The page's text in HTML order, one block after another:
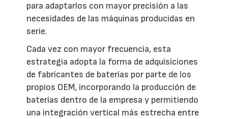
para adaptarlos con mayor precisión a las
necesidades de las máquinas producidas en
serie.
Cada vez con mayor frecuencia, esta
estrategia adopta la forma de adquisiciones
de fabricantes de baterías por parte de los
propios OEM, incorporando la producción de
baterías dentro de la empresa y permitiendo
una integración vertical más estrecha entre